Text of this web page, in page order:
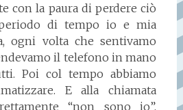
con la paura di perdere ciò
di tempo io e mia
ogni volta che sentivamo
il telefono in mano
Poi col tempo abbiamo
E alla chiamata
“non sono io”.